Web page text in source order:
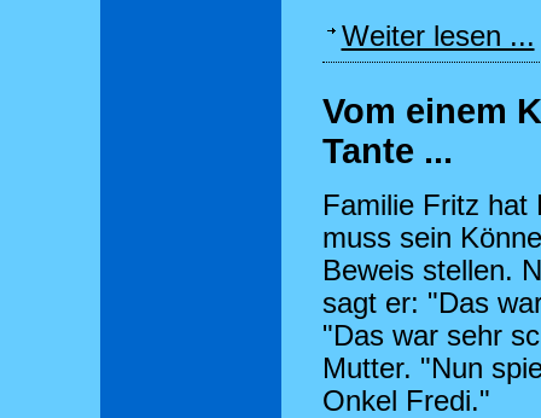
Weiter lesen ...
Vom einem
Tante ...
Familie Fritz hat
muss sein
Beweis stellen.
sagt er: "Das
"Das war sehr
Mutter. "Nun
Onkel Fredi."